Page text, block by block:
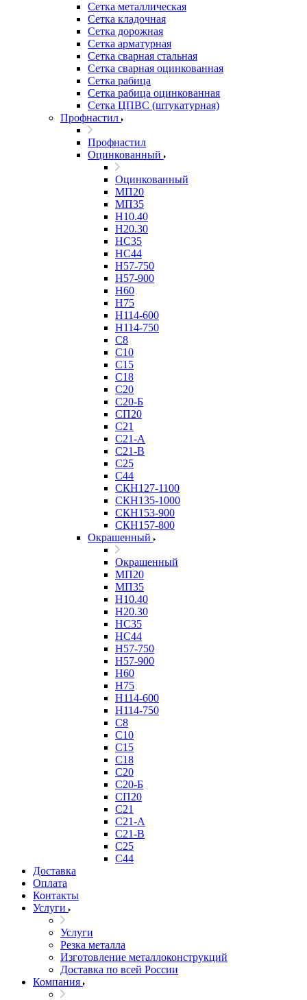
Сетка металлическая
Сетка кладочная
Сетка дорожная
Сетка арматурная
Сетка сварная стальная
Сетка сварная оцинкованная
Сетка рабица
Сетка рабица оцинкованная
Сетка ЦПВС (штукатурная)
Профнастил
Профнастил
Оцинкованный
Оцинкованный
МП20
МП35
Н10.40
Н20.30
НС35
НС44
Н57-750
Н57-900
Н60
Н75
Н114-600
Н114-750
С8
С10
С15
С18
С20
С20-Б
СП20
С21
С21-А
С21-В
С25
С44
СКН127-1100
СКН135-1000
СКН153-900
СКН157-800
Окрашенный
Окрашенный
МП20
МП35
Н10.40
Н20.30
НС35
НС44
Н57-750
Н57-900
Н60
Н75
Н114-600
Н114-750
С8
С10
С15
С18
С20
С20-Б
СП20
С21
С21-А
С21-В
С25
С44
Доставка
Оплата
Контакты
Услуги
Услуги
Резка металла
Изготовление металлоконструкций
Доставка по всей России
Компания